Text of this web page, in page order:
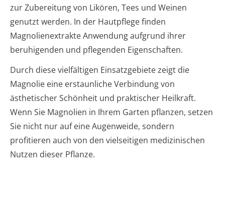
zur Zubereitung von Likören, Tees und Weinen
genutzt werden. In der Hautpflege finden
Magnolienextrakte Anwendung aufgrund ihrer
beruhigenden und pflegenden Eigenschaften.
Durch diese vielfältigen Einsatzgebiete zeigt die
Magnolie eine erstaunliche Verbindung von
ästhetischer Schönheit und praktischer Heilkraft.
Wenn Sie Magnolien in Ihrem Garten pflanzen, setzen
Sie nicht nur auf eine Augenweide, sondern
profitieren auch von den vielseitigen medizinischen
Nutzen dieser Pflanze.